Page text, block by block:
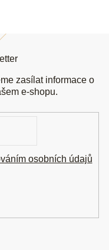
zasílat informace o
e-shopu.
osobních údajů